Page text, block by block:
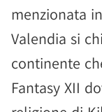
menzionata
Valendia si
continente
Fantasy XII